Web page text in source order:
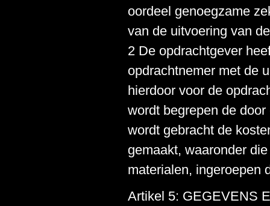
oordeel genoegzame
van de uitvoering van
2 De opdrachtgever
opdrachtnemer met de
hierdoor voor de
wordt begrepen de
wordt gebracht de
gemaakt, waaronder
materialen, ingeroepen
Artikel 5: GEGEVENS